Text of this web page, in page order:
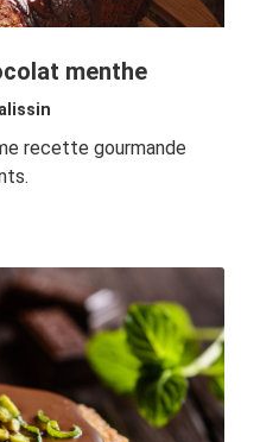
menthe
recette gourmande